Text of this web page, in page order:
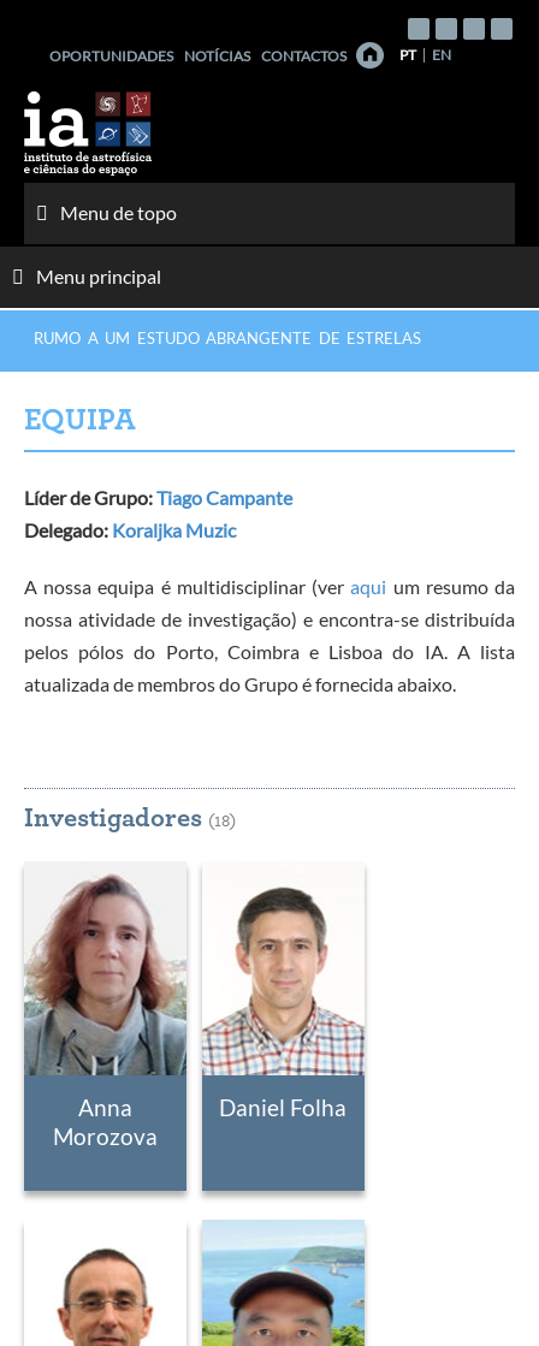
conteúdo
OPORTUNIDADES NOTÍCIAS CONTACTOS PT EN
Menu de topo
Menu principal
RUMO A UM ESTUDO ABRANGENTE DE ESTRELAS
EQUIPA
Líder de Grupo:Tiago Campante
Delegado: Koraljka Muzic
A nossa equipa é multidisciplinar (veraqui um resumo da
nossa atividade de investigação) e encontra-se distribuída
pelos pólos do Porto, Coimbra e Lisboa do IA. A lista
atualizada de membros do Grupo é fornecida abaixo.
Investigadores (18)
Anna
Morozova
Daniel Folha